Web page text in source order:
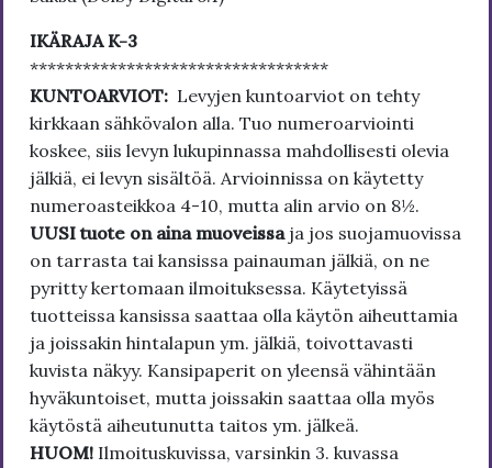
IKÄRAJA K-3
**********************************
KUNTOARVIOT: Levyjen kuntoarviot on tehty
kirkkaan sähkövalon alla. Tuo numeroarviointi
koskee, siis levyn lukupinnassa mahdollisesti olevia
jälkiä, ei levyn sisältöä. Arvioinnissa on käytetty
numeroasteikkoa 4-10, mutta alin arvio on 8½.
UUSI tuote on aina muoveissa ja jos suojamuovissa
on tarrasta tai kansissa painauman jälkiä, on ne
pyritty kertomaan ilmoituksessa. Käytetyissä
tuotteissa kansissa saattaa olla käytön aiheuttamia
ja joissakin hintalapun ym. jälkiä, toivottavasti
kuvista näkyy. Kansipaperit on yleensä vähintään
hyväkuntoiset, mutta joissakin saattaa olla myös
käytöstä aiheutunutta taitos ym. jälkeä.
HUOM! Ilmoituskuvissa, varsinkin 3. kuvassa